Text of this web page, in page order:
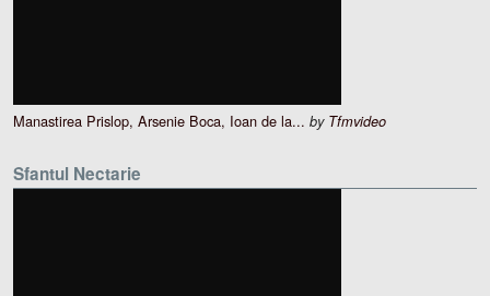
Manastirea Prislop, Arsenie Boca, Ioan de la... by Tfmvideo
Sfantul Nectarie